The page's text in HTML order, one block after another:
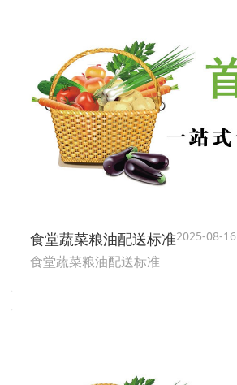
食堂蔬菜粮油配送标准2025-08-16
食堂蔬菜粮油配送标准